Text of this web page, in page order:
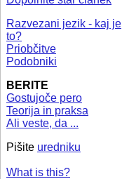
Razvezani jezik - kaj je
to?
Priobčitve
Podobniki
BERITE
Gostujoče pero
Teorija in praksa
Ali veste, da ...
Pišite uredniku
What is this?